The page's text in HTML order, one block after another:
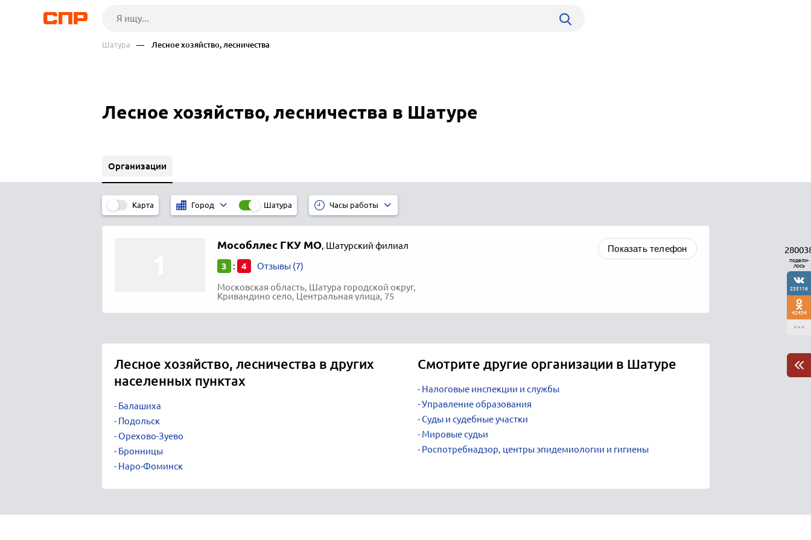
Шатура — Лесное хозяйство, лесничества
Лесное хозяйство, лесничества в Шатуре
Организации
Карта Город Шатура Часы работы
Мособллес ГКУ МО, Шатурский филиал
3 : 4 Отзывы (7)
Московская область, Шатура городской округ,
Кривандино село, Центральная улица, 75
Показать телефон
Лесное хозяйство, лесничества в других
населенных пунктах
Балашиха
Подольск
Орехово-Зуево
Бронницы
Наро-Фоминск
Смотрите другие организации в Шатуре
Налоговые инспекции и службы
Управление образования
Суды и судебные участки
Мировые судьи
Роспотребнадзор, центры эпидемиологии и гигиены
подели-
лось
235116
42434